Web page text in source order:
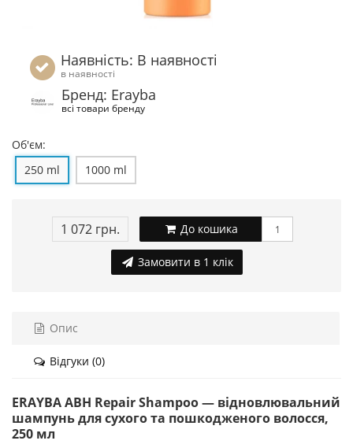
Наявність: В наявності
в наявності
Бренд: Erayba
всі товари бренду
Об'єм:
250 ml
1000 ml
1 072 грн. До кошика
Замовити в 1 клік
Опис
Відгуки (0)
ERAYBA ABH Repair Shampoo — відновлювальний
шампунь для сухого та пошкодженого волосся,
250 мл